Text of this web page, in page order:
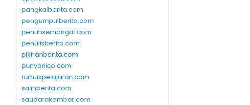
pangkalberita.com
pengumpulberita.com
penuhsemangat.com
penulisberita.com
pikiranberita.com
punyanico.com
rumuspelajaran.com
salinberita.com
saudarakembar.com